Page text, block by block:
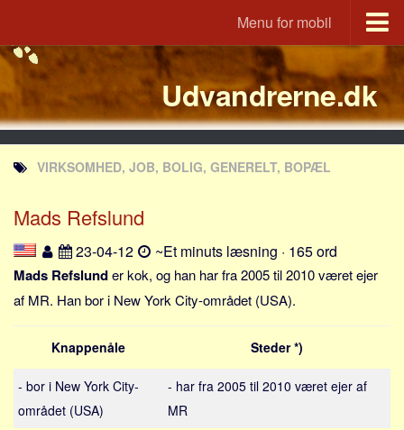
Menu for mobil
Portal
Udvandrerne.dk
Utvandrerne.no
Utvandrarna.se
Tyskland.dk
England.dk
JLKM.dk
Lande
Tyrkiet
Spanien
Frankrig
Sverige
Udvandrerne.dk
VIRKSOMHED, JOB, BOLIG, GENERELT, BOPÆL
Mads Refslund
23-04-12 ~Et minuts læsning · 165 ord
Mads Refslunder kok, og han har fra 2005 til 2010 været ejer
af MR. Han bor i New York City-området (USA).
Knappenåle Steder *)
- bor i New York City-
området (USA)
- har fra 2005 til 2010 været ejer af
MR